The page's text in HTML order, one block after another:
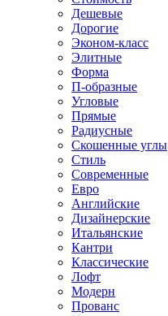
Дешевые
Дорогие
Эконом-класс
Элитные
Форма
П-образные
Угловые
Прямые
Радиусные
Скошенные углы
Стиль
Современные
Евро
Английские
Дизайнерские
Итальянские
Кантри
Классические
Лофт
Модерн
Прованс